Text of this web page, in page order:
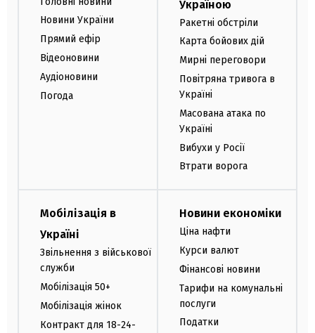
Новини України
Прямий ефір
Відеоновини
Аудіоновини
Погода
Україною
Ракетні обстріли
Карта бойових дій
Мирні переговори
Повітряна тривога в
Україні
Масована атака по
Україні
Вибухи у Росії
Втрати ворога
Мобілізація в
Україні
Звільнення з військової
служби
Мобілізація 50+
Мобілізація жінок
Контракт для 18-24-
Новини економіки
Ціна нафти
Курси валют
Фінансові новини
Тарифи на комунальні
послуги
Податки